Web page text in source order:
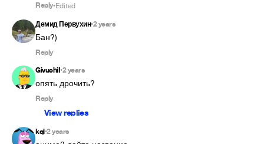
Reply•Edited
Демид Первухин•2 years
Бан?)
Reply
GivuchiI•2 years
опять дрочить?
Reply
View replies
kql•2 years